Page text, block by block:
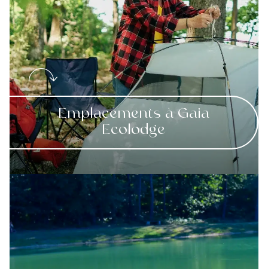
Emplacements à Gaia
Ecolodge